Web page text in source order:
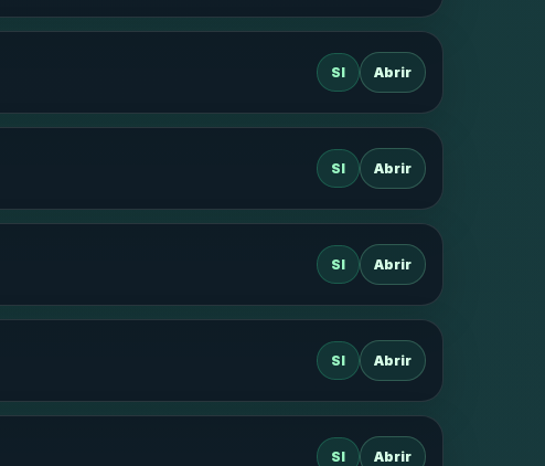
SI Abrir
SI Abrir
SI Abrir
SI Abrir
SI Abrir